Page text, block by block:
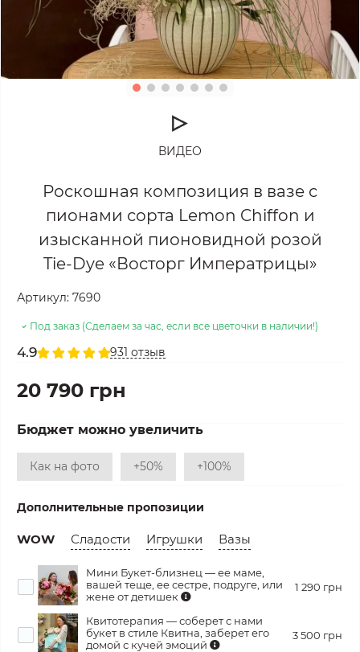
ВИДЕО
Роскошная композиция в вазе с
пионами сорта Lemon Chiffon и
изысканной пионовидной розой
Tie-Dye «Восторг Императрицы»
Артикул: 7690
Под заказ (Сделаем за час, если все цветочки в наличии!)
4.9 931 отзыв
20 790 грн
Бюджет можно увеличить
Как на фото +50% +100%
Дополнительные пропозиции
WOW Сладости Игрушки Вазы
Мини Букет-близнец — ее маме,
вашей теще, ее сестре, подруге, или
жене от детишек
1 290 грн
Квитотерапия — соберет с нами
букет в стиле Квитна, заберет его
домой с кучей эмоций
3 500 грн